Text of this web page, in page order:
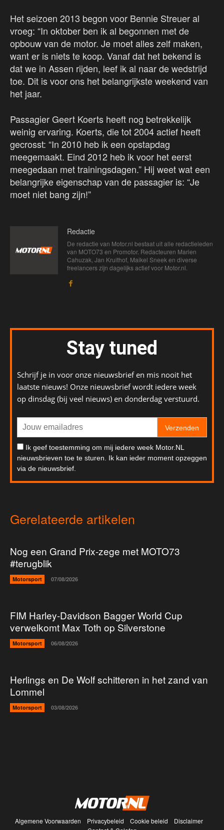
Het seizoen 2013 begon voor Bennie Streuer al
vroeg: “In oktober ben ik al begonnen met de
opbouw van de motor. Je moet alles zelf maken,
want er is niets te koop. Vanaf dat het bekend is
dat we in Assen rijden, leef ik al naar de wedstrijd
toe. Dit is voor ons het belangrijkste weekend van
het jaar.
Passagier Geert Koerts heeft nog betrekkelijk
weinig ervaring. Koerts, die tot 2004 actief heeft
gecrosst: “In 2010 heb ik een opstapdag
meegemaakt. Eind 2012 heb ik voor het eerst
meegedaan met trainingsdagen.” Hij weet wat een
belangrijke eigenschap van de passagier is: “Je
moet niet bang zijn!”
Redactie
De redactie van Motor.nl bestaat uit alle redactieleden
van MOTO73 en Promotor. Redacteuren Marien
Cahuzak, Jan Kruithof, Maikel Sneek en diverse
freelancers zijn dagelijks actief voor Motor.nl.
Stay tuned
Schrijf je in voor onze nieuwsbrief en mis nooit het
laatste nieuws! Onze nieuwsbrief wordt iedere week
op dinsdag (bij veel nieuws) en donderdag verstuurd.
Verzenden
Ik geef toestemming om mij iedere week Motor.NL
nieuwsbrieven toe te sturen. Ik kan ieder moment opzeggen
via de nieuwsbrief.
Gerelateerde artikelen
Nog een Grand Prix-zege met MOTO73
#terugblik
Motorsport 07/08/2026
FIM Harley-Davidson Bagger World Cup
verwelkomt Max Toth op Silverstone
Motorsport 06/08/2026
Herlings en De Wolf schitteren in het zand van
Lommel
Motorsport 03/08/2026
Algemene Voorwaarden Privacybeleid Cookie beleid
Disclaimer